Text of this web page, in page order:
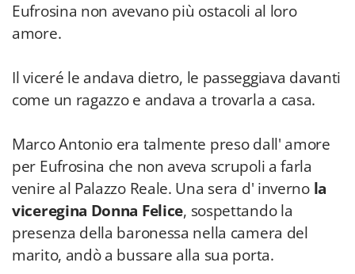
Eufrosina non avevano più ostacoli al loro
amore.
Il viceré le andava dietro, le passeggiava davanti
come un ragazzo e andava a trovarla a casa.
Marco Antonio era talmente preso dall' amore
per Eufrosina che non aveva scrupoli a farla
venire al Palazzo Reale. Una sera d' inverno la
viceregina Donna Felice, sospettando la
presenza della baronessa nella camera del
marito, andò a bussare alla sua porta.